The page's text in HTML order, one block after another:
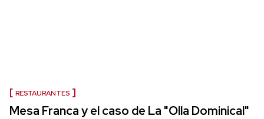
RESTAURANTES
Mesa Franca y el caso de La "Olla Dominical"